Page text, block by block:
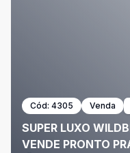
Cód: 4305 Venda
SUPER LUXO
VENDE PRONTO